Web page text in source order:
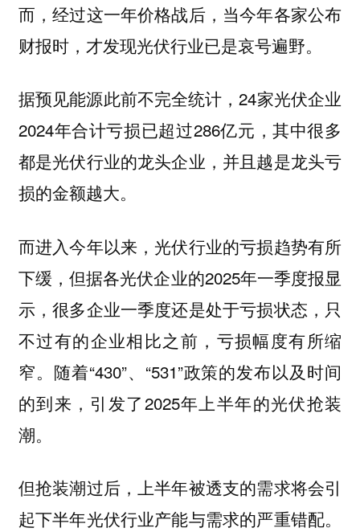
而，经过这一年价格战后，当今年各家公布
财报时，才发现光伏行业已是哀号遍野。
据预见能源此前不完全统计，24家光伏企业
2024年合计亏损已超过286亿元，其中很多
都是光伏行业的龙头企业，并且越是龙头亏
损的金额越大。
而进入今年以来，光伏行业的亏损趋势有所
下缓，但据各光伏企业的2025年一季度报显
示，很多企业一季度还是处于亏损状态，只
不过有的企业相比之前，亏损幅度有所缩
窄。随着“430”、“531”政策的发布以及时间
的到来，引发了2025年上半年的光伏抢装
潮。
但抢装潮过后，上半年被透支的需求将会引
起下半年光伏行业产能与需求的严重错配。